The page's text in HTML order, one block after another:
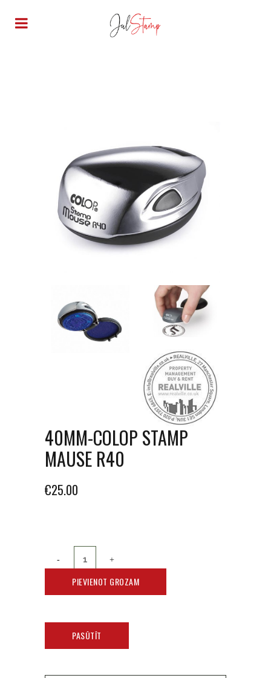
40MM-COLOP STAMP
MAUSE R40
€25.00
PIEVIENOT GROZAM
PASŪTĪT